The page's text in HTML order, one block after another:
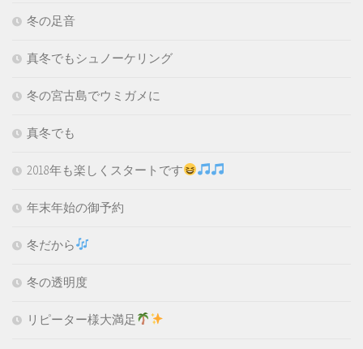
冬の足音
真冬でもシュノーケリング
冬の宮古島でウミガメに
真冬でも
2018年も楽しくスタートです
年末年始の御予約
冬だから
冬の透明度
リピーター様大満足